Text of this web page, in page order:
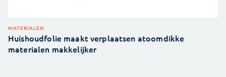
MATERIALEN
Huishoudfolie maakt verplaatsen atoomdikke
materialen makkelijker